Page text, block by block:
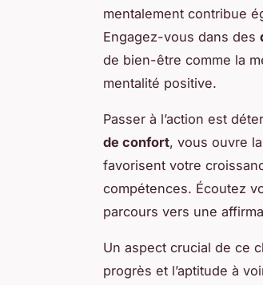
mentalement contribue
Engagez-vous dans des
de bien-être comme la
mentalité positive.
Passer à l’action est
de confort, vous ouvre
favorisent votre
compétences. Écoutez
parcours vers une
Un aspect crucial de ce
progrès et l’aptitude à